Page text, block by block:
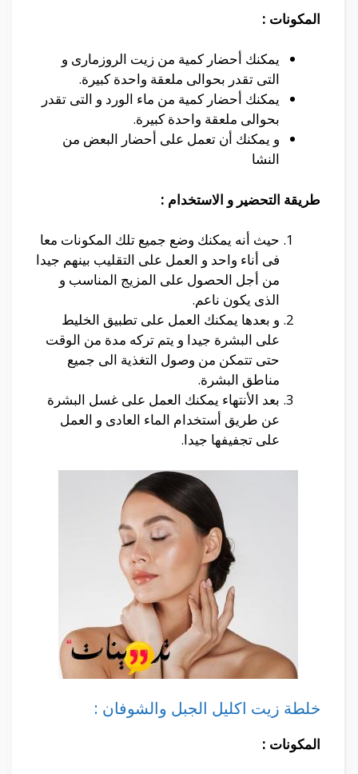
المكونات :
يمكنك أحضار كمية من زيت الروزمارى و
التى تقدر بحوالى ملعقة واحدة كبيرة.
يمكنك أحضار كمية من ماء الورد و التى تقدر
بحوالى ملعقة واحدة كبيرة.
و يمكنك أن تعمل على أحضار البعض من
النشا
طريقة التحضير و الاستخدام :
حيث أنه يمكنك وضع جميع تلك المكونات معا
فى أناء واحد و العمل على التقليب بينهم جيدا
من أجل الحصول على المزيج المناسب و
الذى يكون ناعم.
و بعدها يمكنك العمل على تطبيق الخليط
على البشرة جيدا و يتم تركه مدة من الوقت
حتى تتمكن من وصول التغذية الى جميع
مناطق البشرة.
بعد الأنتهاء يمكنك العمل على غسل البشرة
عن طريق أستخدام الماء العادى و العمل
على تجفيفها جيدا.
خلطة زيت اكليل الجبل والشوفان :
المكونات :